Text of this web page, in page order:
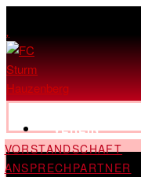
,
VEREIN
VORSTANDSCHAFT
ANSPRECHPARTNER